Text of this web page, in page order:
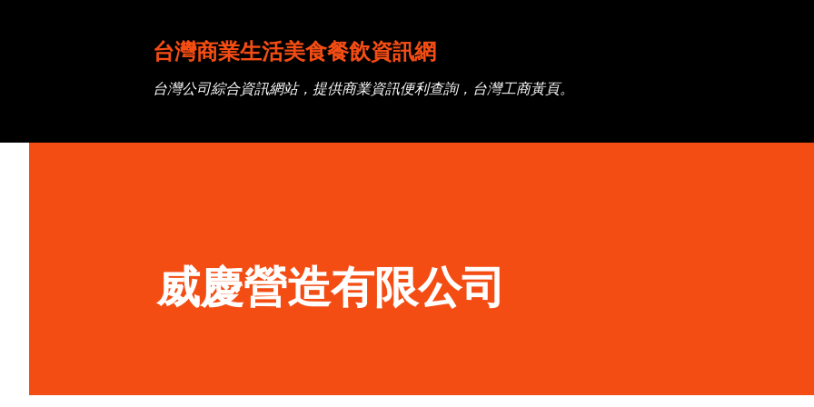
台灣商業生活美食餐飲資訊網
台灣公司綜合資訊網站，提供商業資訊便利查詢，台灣工商黃頁。
威慶營造有限公司